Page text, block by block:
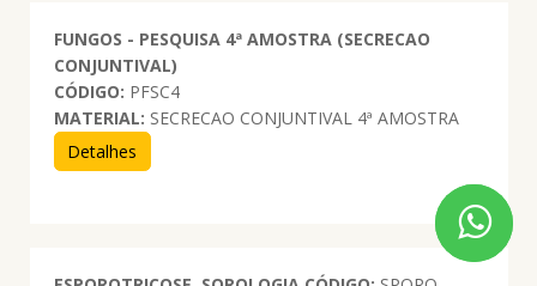
FUNGOS - PESQUISA 4ª AMOSTRA (SECRECAO
CONJUNTIVAL)
CÓDIGO: PFSC4
MATERIAL: SECRECAO CONJUNTIVAL 4ª AMOSTRA
Detalhes